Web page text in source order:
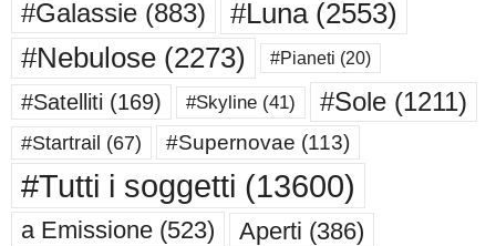
#Galassie (883) #Luna(2553)
#Nebulose (2273) #Pianeti (20)
#Satelliti (169) #Skyline (41) #Sole (1211)
#Startrail (67) #Supernovae (113)
#Tutti i soggetti (13600)
a Emissione (523) Aperti (386)